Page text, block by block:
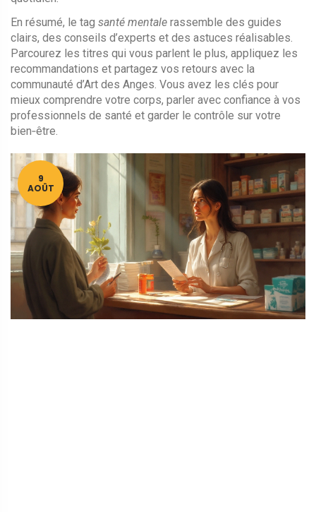
En résumé, le tag santé mentale rassemble des guides
clairs, des conseils d’experts et des astuces réalisables.
Parcourez les titres qui vous parlent le plus, appliquez les
recommandations et partagez vos retours avec la
communauté d’Art des Anges. Vous avez les clés pour
mieux comprendre votre corps, parler avec confiance à vos
professionnels de santé et garder le contrôle sur votre
bien‑être.
9
AOÛT